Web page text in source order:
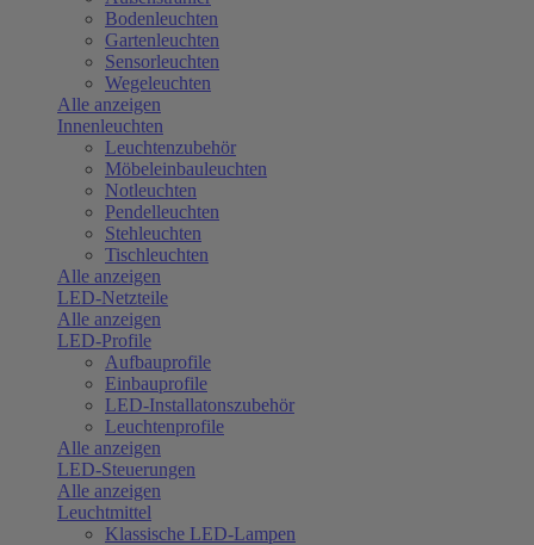
Bodenleuchten
Gartenleuchten
Sensorleuchten
Wegeleuchten
Alle anzeigen
Innenleuchten
Leuchtenzubehör
Möbeleinbauleuchten
Notleuchten
Pendelleuchten
Stehleuchten
Tischleuchten
Alle anzeigen
LED-Netzteile
Alle anzeigen
LED-Profile
Aufbauprofile
Einbauprofile
LED-Installatonszubehör
Leuchtenprofile
Alle anzeigen
LED-Steuerungen
Alle anzeigen
Leuchtmittel
Klassische LED-Lampen